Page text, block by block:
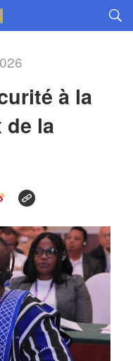
à la
la